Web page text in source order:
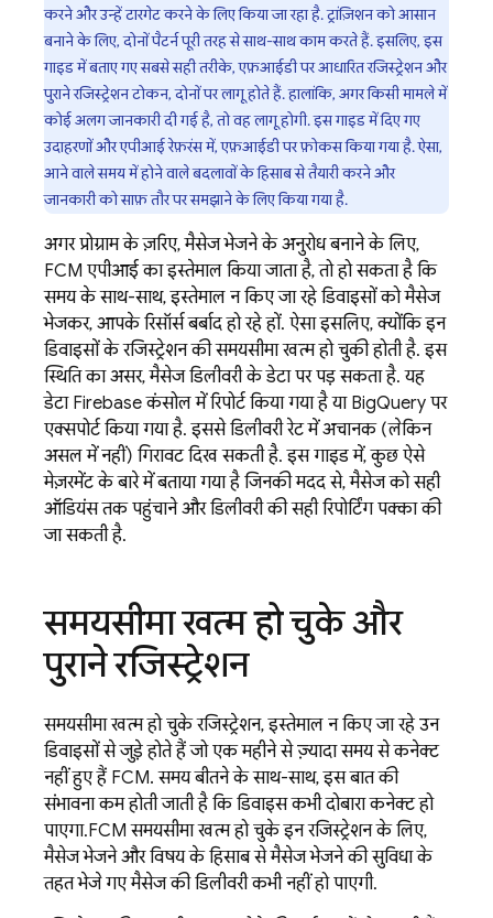
करने और उन्हें टारगेट करने के लिए किया जा रहा है. ट्रांज़िशन को आसान
बनाने के लिए, दोनों पैटर्न पूरी तरह से साथ-साथ काम करते हैं. इसलिए, इस
गाइड में बताए गए सबसे सही तरीके, एफ़आईडी पर आधारित रजिस्ट्रेशन और
पुराने रजिस्ट्रेशन टोकन, दोनों पर लागू होते हैं. हालांकि, अगर किसी मामले में
कोई अलग जानकारी दी गई है, तो वह लागू होगी. इस गाइड में दिए गए
उदाहरणों और एपीआई रेफ़रंस में, एफ़आईडी पर फ़ोकस किया गया है. ऐसा,
आने वाले समय में होने वाले बदलावों के हिसाब से तैयारी करने और
जानकारी को साफ़ तौर पर समझाने के लिए किया गया है.
अगर प्रोग्राम के ज़रिए, मैसेज भेजने के अनुरोध बनाने के लिए,
FCM एपीआई का इस्तेमाल किया जाता है, तो हो सकता है कि
समय के साथ-साथ, इस्तेमाल न किए जा रहे डिवाइसों को मैसेज
भेजकर, आपके रिसॉर्स बर्बाद हो रहे हों. ऐसा इसलिए, क्योंकि इन
डिवाइसों के रजिस्ट्रेशन की समयसीमा खत्म हो चुकी होती है. इस
स्थिति का असर, मैसेज डिलीवरी के डेटा पर पड़ सकता है. यह
डेटा Firebaseकंसोल में रिपोर्ट किया गया है या BigQuery पर
एक्सपोर्ट किया गया है. इससे डिलीवरी रेट में अचानक (लेकिन
असल में नहीं) गिरावट दिख सकती है. इस गाइड में, कुछ ऐसे
मेज़रमेंट के बारे में बताया गया है जिनकी मदद से, मैसेज को सही
ऑडियंस तक पहुंचाने और डिलीवरी की सही रिपोर्टिंग पक्का की
जा सकती है.
समयसीमा खत्म हो चुके और
पुराने रजिस्ट्रेशन
समयसीमा खत्म हो चुके रजिस्ट्रेशन, इस्तेमाल न किए जा रहे उन
डिवाइसों से जुड़े होते हैं जो एक महीने से ज़्यादा समय से कनेक्ट
नहीं हुए हैं FCM. समय बीतने के साथ-साथ, इस बात की
संभावना कम होती जाती है कि डिवाइस कभी दोबारा कनेक्ट हो
पाएगा.FCM समयसीमा खत्म हो चुके इन रजिस्ट्रेशन के लिए,
मैसेज भेजने और विषय के हिसाब से मैसेज भेजने की सुविधा के
तहत भेजे गए मैसेज की डिलीवरी कभी नहीं हो पाएगी.